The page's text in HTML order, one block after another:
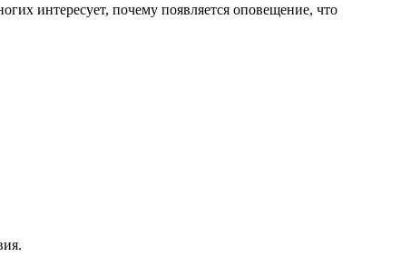
интересует, почему появляется оповещение, что